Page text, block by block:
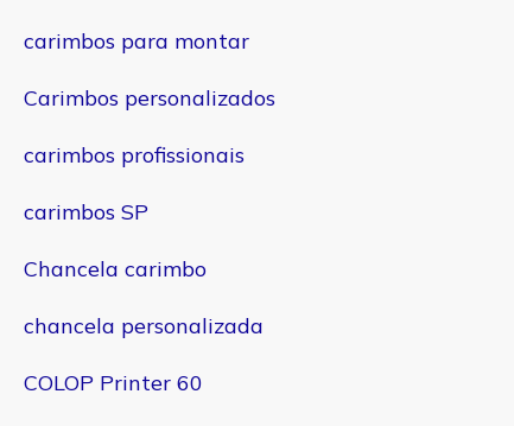
carimbos para montar
Carimbos personalizados
carimbos profissionais
carimbos SP
Chancela carimbo
chancela personalizada
COLOP Printer 60